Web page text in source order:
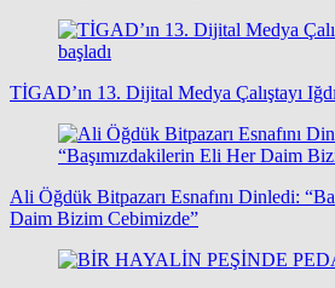
TİGAD’ın 13. Dijital Medya Çalıştayı
Ali Öğdük Bitpazarı Esnafını Dinledi:
Daim Bizim Cebimizde”